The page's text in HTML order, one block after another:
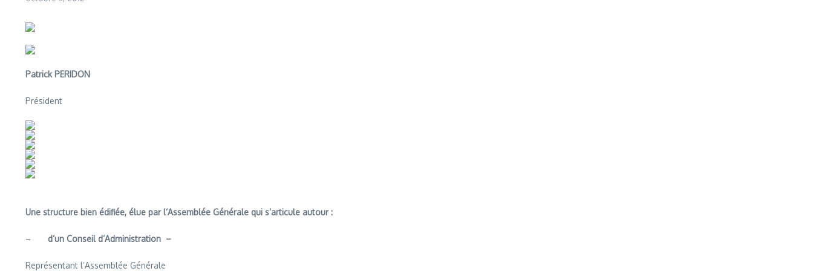
Patrick PERIDON
Président
Une structure bien édifiée, élue par l’Assemblée Générale qui s’articule autour :
– d’un Conseil d’Administration –
Représentant l’Assemblée Générale